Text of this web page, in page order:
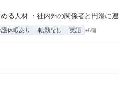
る人材 ・社内外の関係者と円滑に連
護休暇あり 転勤なし 英語 +6個